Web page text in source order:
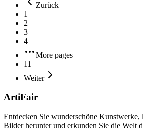
Zurück
1
2
3
4
More pages
11
Weiter
ArtiFair
Entdecken Sie wunderschöne Kunstwerke,
Bilder herunter und erkunden Sie die Welt